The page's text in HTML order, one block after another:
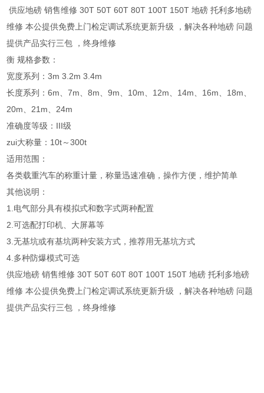
供应地磅 销售维修 30T 50T 60T 80T 100T 150T 地磅 托利多地磅
维修 本公提供免费上门检定调试系统更新升级 ，解决各种地磅 问题
提供产品实行三包 ，终身维修
衡 规格参数：
宽度系列：3m 3.2m 3.4m
长度系列：6m、7m、8m、9m、10m、12m、14m、16m、18m、
20m、21m、24m
准确度等级：III级
zui大称量：10t～300t
适用范围：
各类载重汽车的称重计量，称量迅速准确，操作方便，维护简单
其他说明：
1.电气部分具有模拟式和数字式两种配置
2.可选配打印机、大屏幕等
3.无基坑或有基坑两种安装方式，推荐用无基坑方式
4.多种防爆模式可选
供应地磅 销售维修 30T 50T 60T 80T 100T 150T 地磅 托利多地磅
维修 本公提供免费上门检定调试系统更新升级 ，解决各种地磅 问题
提供产品实行三包 ，终身维修